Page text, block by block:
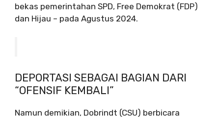
bekas pemerintahan SPD, Free Demokrat (FDP)
dan Hijau – pada Agustus 2024.
DEPORTASI SEBAGAI BAGIAN DARI
“OFENSIF KEMBALI”
Namun demikian, Dobrindt (CSU) berbicara